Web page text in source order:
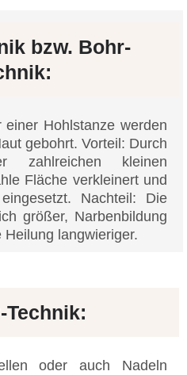
bzw. Bohr-
Hohlstanze werden
gebohrt. Vorteil: Durch
zahlreichen kleinen
Fläche verkleinert und
Nachteil: Die
größer, Narbenbildung
langwieriger.
Technik:
oder auch Nadeln